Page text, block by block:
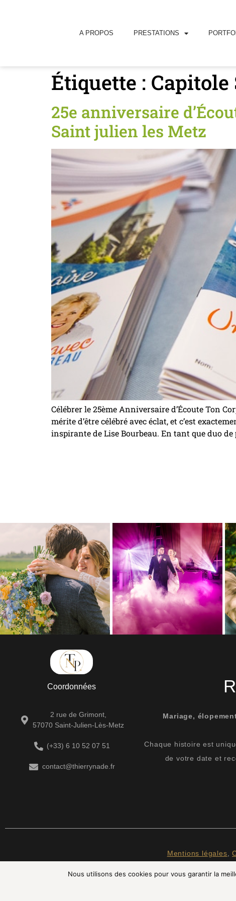
A PROPOS PRESTATIONS
Étiquette :
25e anniversaire
Saint julien les Metz
Célébrer le 25ème Anniversaire d’Écoute Ton
mérite d’être célébré avec éclat, et c’est
inspirante de Lise Bourbeau. En tant que duo
Coordonnées
2 rue de Grimont,
57070 Saint-Julien-Lès-Metz
(+33) 6 10 52 07 51
contact@thierrynade.fr
Mariage,
Chaque histoire est
de votre date et
Mentions légales,
Nous utilisons des cookies pour vous garantir la